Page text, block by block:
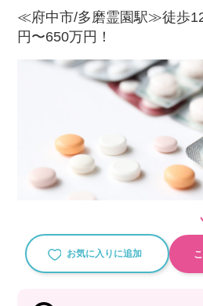
≪府中市/多磨霊園駅≫徒歩
円〜650万円！
お気に入りに追加